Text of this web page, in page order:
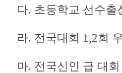
다. 초등학교 선수출
라. 전국대회 1,2회
마. 전국신인 급 대